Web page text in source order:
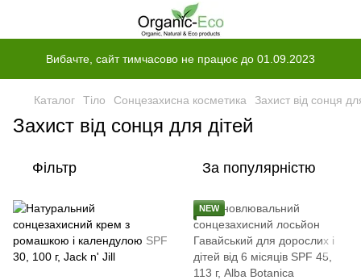
Вибачте, сайт тимчасово не працює до 01.09.2023
Каталог Тіло Сонцезахисна косметика Захист від сонця
Захист від сонця для дітей
Фільтр За популярністю
NEW